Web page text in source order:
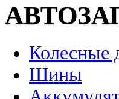
Колесные
Шины